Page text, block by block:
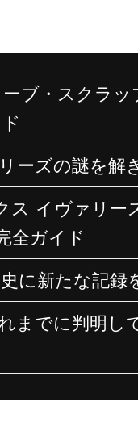
ブ・スクラッ
ーズの謎を解
ス イヴァリー
全ガイド
に新たな記録
までに判明し